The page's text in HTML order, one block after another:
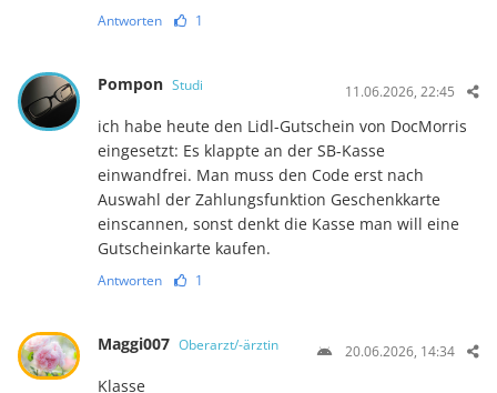
Antworten 1
Pompon Studi 11.06.2026, 22:45
ich habe heute den Lidl-Gutschein von DocMorris
eingesetzt: Es klappte an der SB-Kasse
einwandfrei. Man muss den Code erst nach
Auswahl der Zahlungsfunktion Geschenkkarte
einscannen, sonst denkt die Kasse man will eine
Gutscheinkarte kaufen.
Antworten 1
Maggi007 Oberarzt/-ärztin 20.06.2026, 14:34
Klasse